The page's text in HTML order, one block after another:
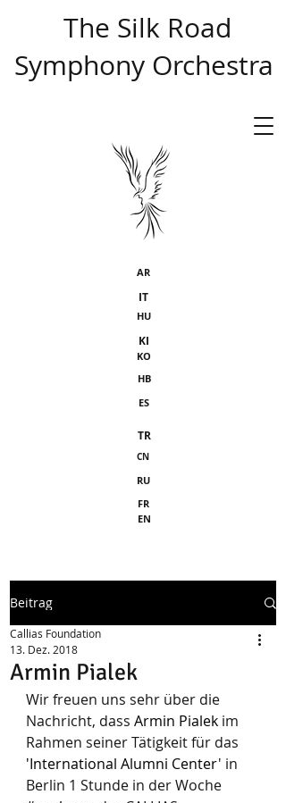
​ The Silk Road
Symphony Orchestra
TR
CN
RU
AR
IT
HU
KI
KO
HB
ES
FR
EN
Beitrag
Armin Pialek
Callias Foundation
13. Dez. 2018
Wir freuen uns sehr über die
Nachricht, dass Armin Pialek im
Rahmen seiner Tätigkeit für das
'International Alumni Center' in
Berlin 1 Stunde in der Woche